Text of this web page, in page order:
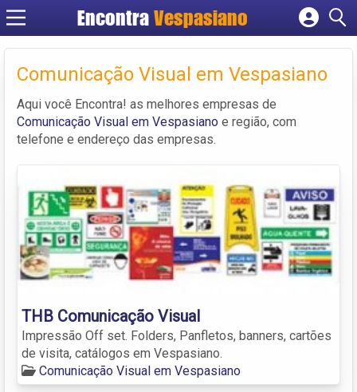
Encontra Vespasiano
Cadastrar empresa
Criar conta
Comunicação Visual em Vespasiano
Aqui você Encontra! as melhores empresas de
Comunicação Visual em Vespasiano e região, com
telefone e endereço das empresas.
THB Comunicação Visual
Impressão Off set. Folders, Panfletos, banners, cartões
de visita, catálogos em Vespasiano.
Comunicação Visual em Vespasiano